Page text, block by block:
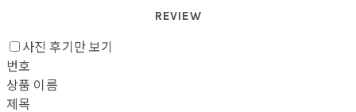
REVIEW
사진 후기만 보기
번호
상품 이름
제목